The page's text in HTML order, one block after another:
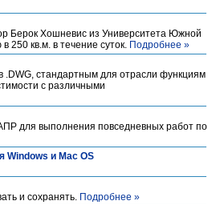
Берок Хошневис из Университета Южной
кв.м. в течение суток. Подробнее »
.DWG, стандартным для отрасли функциям
с различными
для выполнения повседневных работ по
и Mac OS
и сохранять. Подробнее »